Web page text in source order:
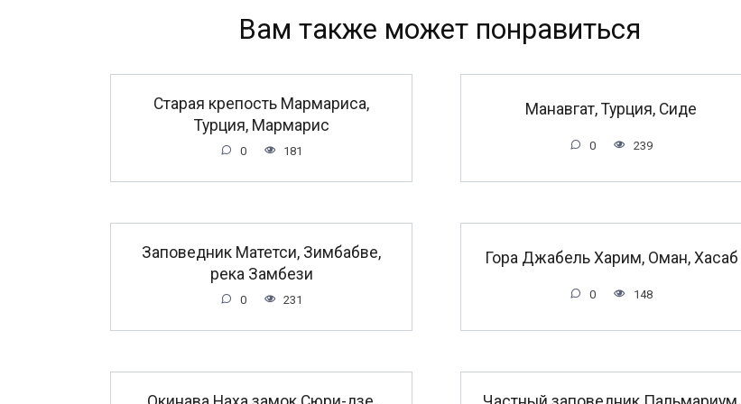
Вам также может понравиться
Старая крепость Мармариса,
Турция, Мармарис
0 181
Манавгат, Турция, Сиде
0 239
Заповедник Матетси, Зимбабве,
река Замбези
0 231
Гора Джабель Харим, Оман, Хасаб
0 148